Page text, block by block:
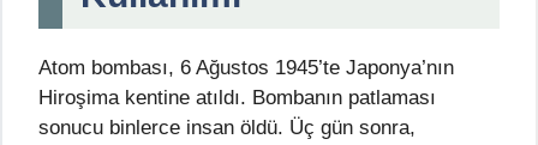
Atom bombası, 6 Ağustos 1945’te Japonya’nın
Hiroşima kentine atıldı. Bombanın patlaması
sonucu binlerce insan öldü. Üç gün sonra,